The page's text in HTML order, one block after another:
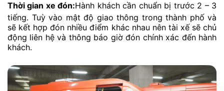
Thời gian xe đón:Hành khách cần chuẩn bị trước 2 – 3
tiếng. Tuỳ vào mật độ giao thông trong thành phố và
sẽ kết hợp đón nhiều điểm khác nhau nên tài xế sẽ chủ
động liên hệ và thông báo giờ đón chính xác đến hành
khách.